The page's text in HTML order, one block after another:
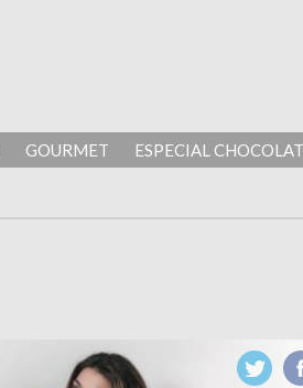
GOURMET ESPECIAL